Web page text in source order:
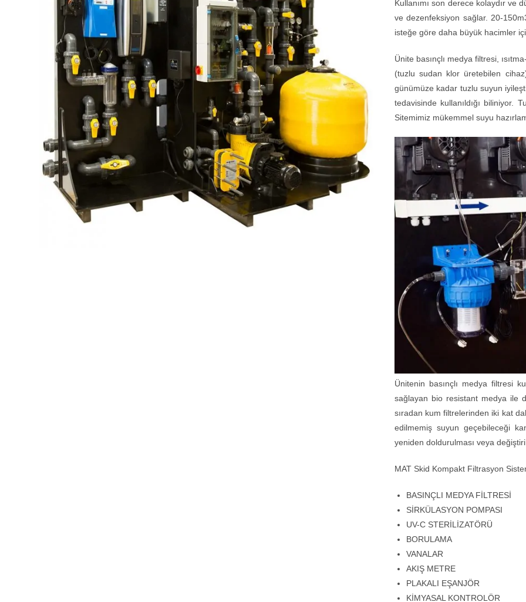
Kullanımı son derece kolaydır ve
ve dezenfeksiyon sağlar. 20-
isteğe göre daha büyük hacimler
Ünite basınçlı medya filtresi,
(tuzlu sudan klor üretebilen
günümüze kadar tuzlu suyun
tedavisinde kullanıldığı biliniyor.
Sitemimiz mükemmel suyu
Ünitenin basınçlı medya filtresi
sağlayan bio resistant medya ile
sıradan kum filtrelerinden iki kat
edilmemiş suyun geçebileceği
yeniden doldurulması veya
MAT Skid Kompakt Filtrasyon
BASINÇLI MEDYA FİLTRESİ
SİRKÜLASYON POMPASI
UV-C STERİLİZATÖRÜ
BORULAMA
VANALAR
AKIŞ METRE
PLAKALI EŞANJÖR
KİMYASAL KONTROLÖR